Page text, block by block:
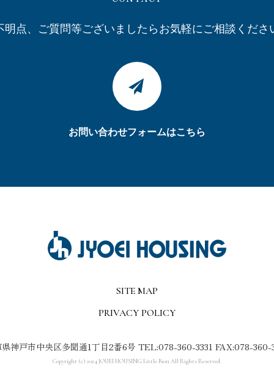
明点、ご質問等ございましたらお気軽にご相談くださ
お問い合わせフォームはこちら
SITE MAP
PRIVACY POLICY
神戸市中央区多聞通1丁目2番6号 TEL:078-360-3331 FAX:078-360-
Copyright (c) 2024 JOUEI HOUSING Little Bion All Rights Reserved.